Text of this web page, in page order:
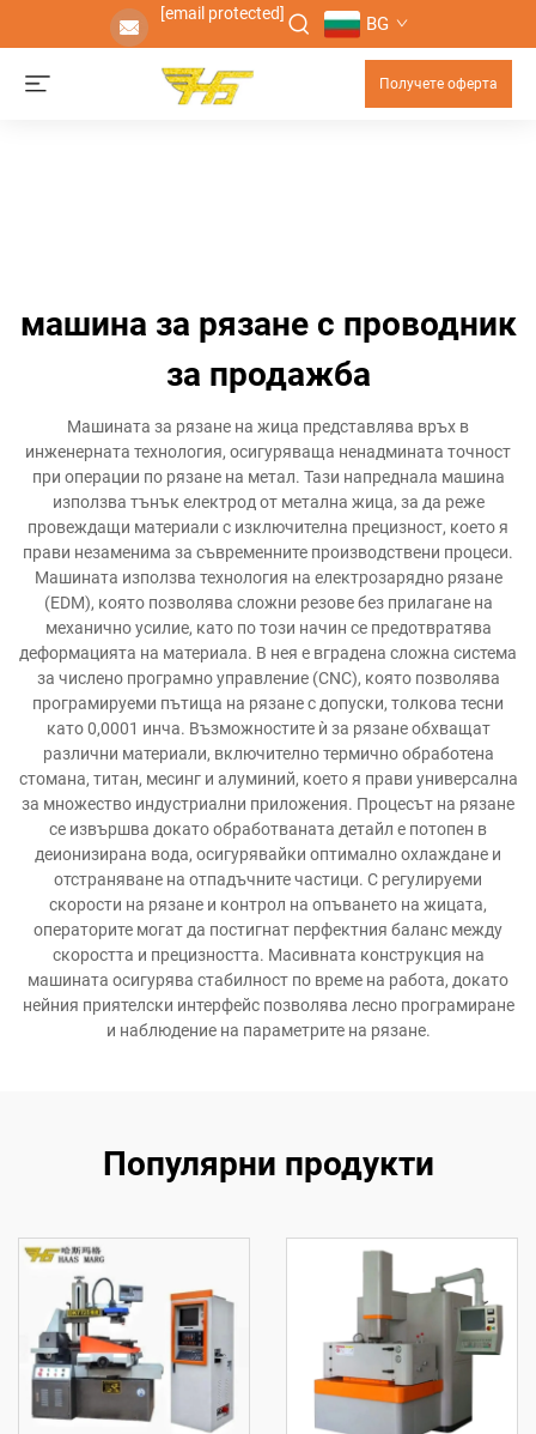
[email protected] BG
Получете оферта
машина за рязане с проводник
за продажба
Машината за рязане на жица представлява връх в
инженерната технология, осигуряваща ненадмината точност
при операции по рязане на метал. Тази напреднала машина
използва тънък електрод от метална жица, за да реже
провеждащи материали с изключителна прецизност, което я
прави незаменима за съвременните производствени процеси.
Машината използва технология на електрозарядно рязане
(EDM), която позволява сложни резове без прилагане на
механично усилие, като по този начин се предотвратява
деформацията на материала. В нея е вградена сложна система
за числено програмно управление (CNC), която позволява
програмируеми пътища на рязане с допуски, толкова тесни
като 0,0001 инча. Възможностите ѝ за рязане обхващат
различни материали, включително термично обработена
стомана, титан, месинг и алуминий, което я прави универсална
за множество индустриални приложения. Процесът на рязане
се извършва докато обработваната детайл е потопен в
деионизирана вода, осигурявайки оптимално охлаждане и
отстраняване на отпадъчните частици. С регулируеми
скорости на рязане и контрол на опъването на жицата,
операторите могат да постигнат перфектния баланс между
скоростта и прецизността. Масивната конструкция на
машината осигурява стабилност по време на работа, докато
нейния приятелски интерфейс позволява лесно програмиране
и наблюдение на параметрите на рязане.
Популярни продукти